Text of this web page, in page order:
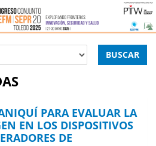
BUSCAR
PARA EVALUAR LA
EN LOS DISPOSITIVOS
DE